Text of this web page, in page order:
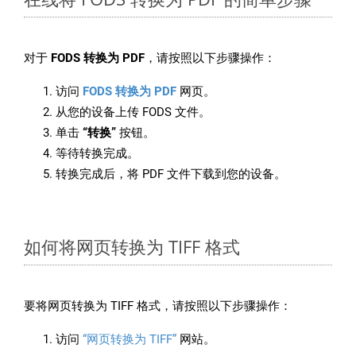
对于 FODS 转换为 PDF ，请按照以下步骤操作：
访问 FODS 转换为 PDF 网页。
从您的设备上传 FODS 文件。
单击 “转换” 按钮。
等待转换完成。
转换完成后，将 PDF 文件下载到您的设备。
如何将网页转换为 TIFF 格式
要将网页转换为 TIFF 格式，请按照以下步骤操作：
访问 “网页转换为 TIFF” 网站。